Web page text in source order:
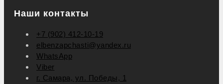
Наши контакты
+7 (902) 412-10-19
elbenzapchasti@yandex.ru
WhatsApp
Viber
г. Самара, ул. Победы, 1